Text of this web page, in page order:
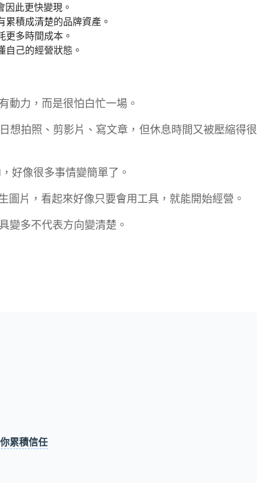
此更快變現。
積成清楚的品牌資產。
更多時間成本。
己的經營狀態。
動力，而是很怕白忙一場。
想拍照、剪影片、寫文章，但休息時間又被壓縮得很
好像很多事情變簡單了。
圖片，看起來好像只要會用工具，就能開始經營。
變多不代表方向變清楚。
累積信任